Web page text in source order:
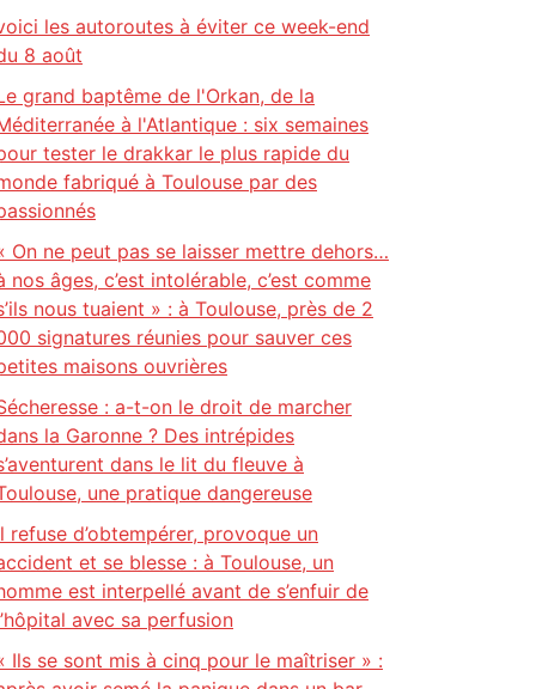
les autoroutes à éviter ce week-end
8 août
grand baptême de l'Orkan, de la
à l'Atlantique : six semaines
tester le drakkar le plus rapide du
fabriqué à Toulouse par des
On ne peut pas se laisser mettre dehors…
nos âges, c’est intolérable, c’est comme
nous tuaient » : à Toulouse, près de 2
signatures réunies pour sauver ces
maisons ouvrières
: a-t-on le droit de marcher
la Garonne ? Des intrépides
dans le lit du fleuve à
une pratique dangereuse
refuse d’obtempérer, provoque un
et se blesse : à Toulouse, un
est interpellé avant de s’enfuir de
avec sa perfusion
Ils se sont mis à cinq pour le maîtriser » :